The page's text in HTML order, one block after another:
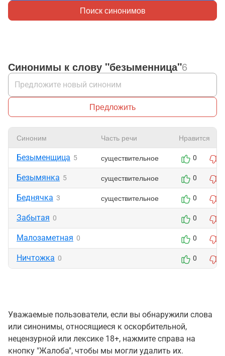
Поиск синонимов
Синонимы к слову "безыменница"6
Предложить
Синоним Часть речи Нравится
Безыменщица 5 существительное 0
Безымянка 5 существительное 0
Беднячка 3 существительное 0
Забытая 0 0
Малозаметная 0 0
Ничтожка 0 0
Уважаемые пользователи, если вы обнаружили слова
или синонимы, относящиеся к оскорбительной,
нецензурной или лексике 18+, нажмите справа на
кнопку "Жалоба", чтобы мы могли удалить их.